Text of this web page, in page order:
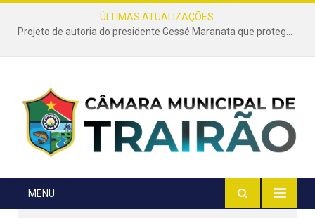
ÚLTIMAS ATUALIZAÇÕES:
Projeto de autoria do presidente Gessé Maranata que protege as estradas vicinais de Trairão é transformado em lei
MENU